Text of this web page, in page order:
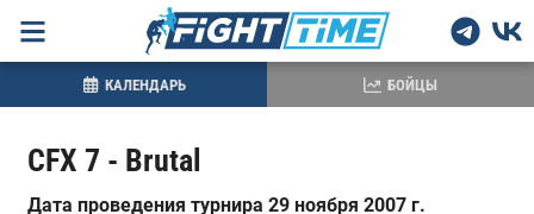
CFX 7 - Brutal
Дата проведения турнира 29 ноября 2007 г.
КАЛЕНДАРЬ БОЙЦЫ